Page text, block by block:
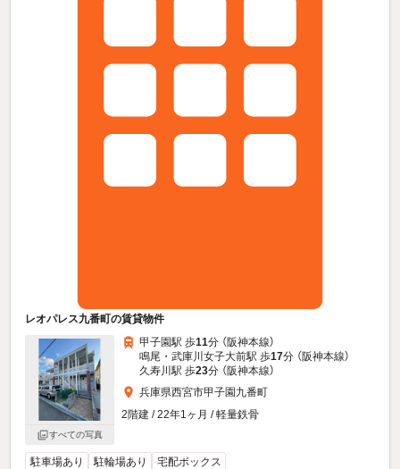
レオパレス九番町の賃貸物件
すべての写真
甲子園駅 歩11分 （阪神本線）
鳴尾・武庫川女子大前駅 歩17分 （阪神本線）
久寿川駅 歩23分 （阪神本線）
兵庫県西宮市甲子園九番町
2階建 / 22年1ヶ月 / 軽量鉄骨
駐車場あり 駐輪場あり 宅配ボックス